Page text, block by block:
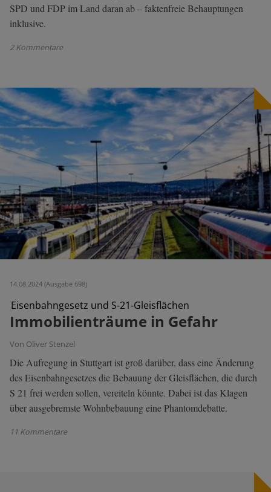
SPD und FDP im Land daran ab – faktenfreie Behauptungen
inklusive.
2 Kommentare
14.08.2024 (Ausgabe 698)
Eisenbahngesetz und S-21-Gleisflächen
Immobilienträume in Gefahr
Von Oliver Stenzel
Die Aufregung in Stuttgart ist groß darüber, dass eine Änderung
des Eisenbahngesetzes die Bebauung der Gleisflächen, die durch
S 21 frei werden sollen, vereiteln könnte. Dabei ist das Klagen
über ausgebremste Wohnbebauung eine Phantomdebatte.
11 Kommentare